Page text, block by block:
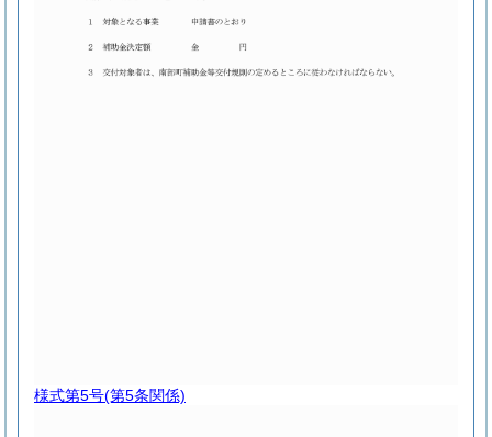
様式第5号(第5条関係)